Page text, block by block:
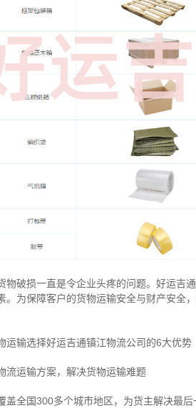
物破损一直是令企业头疼的问题。好运吉
。为保障客户的货物运输安全与财产安全
运输选择好运吉通镇江物流公司的6大优势
流运输方案，解决货物运输难题
盖全国300多个城市地区，为货主解决最